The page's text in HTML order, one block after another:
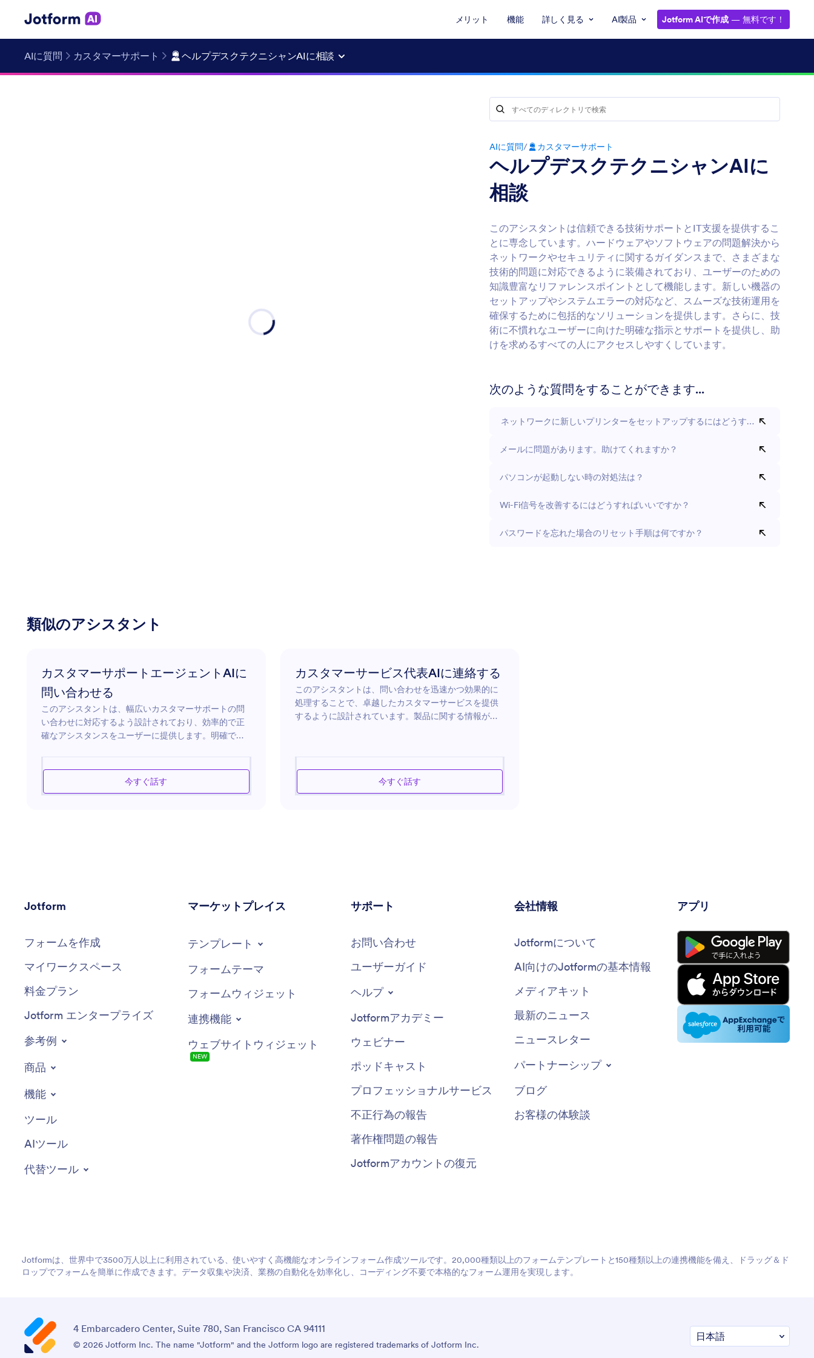
メリット 機能 詳しく見る AI製品 Jotform AIで作成 — 無料です！
AIに質問 カスタマーサポート ヘルプデスクテクニシャンAIに相談
AIに質問/ カスタマーサポート
ヘルプデスクテクニシャンAIに
相談
このアシスタントは信頼できる技術サポートとIT支援を提供するこ
とに専念しています。ハードウェアやソフトウェアの問題解決から
ネットワークやセキュリティに関するガイダンスまで、さまざまな
技術的問題に対応できるように装備されており、ユーザーのための
知識豊富なリファレンスポイントとして機能します。新しい機器の
セットアップやシステムエラーの対応など、スムーズな技術運用を
確保するために包括的なソリューションを提供します。さらに、技
術に不慣れなユーザーに向けた明確な指示とサポートを提供し、助
けを求めるすべての人にアクセスしやすくしています。
次のような質問をすることができます...
ネットワークに新しいプリンターをセットアップするにはどうすればいいですか？
メールに問題があります。助けてくれますか？
パソコンが起動しない時の対処法は？
Wi-Fi信号を改善するにはどうすればいいですか？
パスワードを忘れた場合のリセット手順は何ですか？
類似のアシスタント
カスタマーサポートエージェントAIに
問い合わせる
このアシスタントは、幅広いカスタマーサポートの問
い合わせに対応するよう設計されており、効率的で正
確なアシスタンスをユーザーに提供します。明確で簡
なトピックについてのガイダンスの提供を支援しま
す。ユーザーは、自分のニーズに合わせた迅速で信頼
今すぐ話す
カスタマーサービス代表AIに連絡する
このアシスタントは、問い合わせを迅速かつ効果的に
処理することで、卓越したカスタマーサービスを提供
するように設計されています。製品に関する情報が必
思いやりをもってソリューションを提供する準備が整
っています。顧客のニーズを理解し、適切な推奨を提
供し、問題を迅速に解決することにより、シームレス
今すぐ話す
Jotform
フォームを作成
マイワークスペース
料金プラン
Jotform エンタープライズ
参考例
商品
機能
ツール
AIツール
代替ツール
マーケットプレイス
テンプレート
フォームテーマ
フォームウィジェット
連携機能
ウェブサイトウィジェット
NEW
サポート
お問い合わせ
ユーザーガイド
ヘルプ
Jotformアカデミー
ウェビナー
ポッドキャスト
プロフェッショナルサービス
不正行為の報告
著作権問題の報告
Jotformアカウントの復元
会社情報
Jotformについて
AI向けのJotformの基本情報
メディアキット
最新のニュース
ニュースレター
パートナーシップ
ブログ
お客様の体験談
アプリ
Jotformは、世界中で3500万人以上に利用されている、使いやすく高機能なオンラインフォーム作成ツールです。20,000種類以上のフォームテンプレートと150種類以上の連携機能を備え、ドラッグ＆ド
ロップでフォームを簡単に作成できます。データ収集や決済、業務の自動化を効率化し、コーディング不要で本格的なフォーム運用を実現します。
4 Embarcadero Center, Suite 780, San Francisco CA 94111
© 2026 Jotform Inc. The name "Jotform" and the Jotform logo are registered trademarks of Jotform Inc.